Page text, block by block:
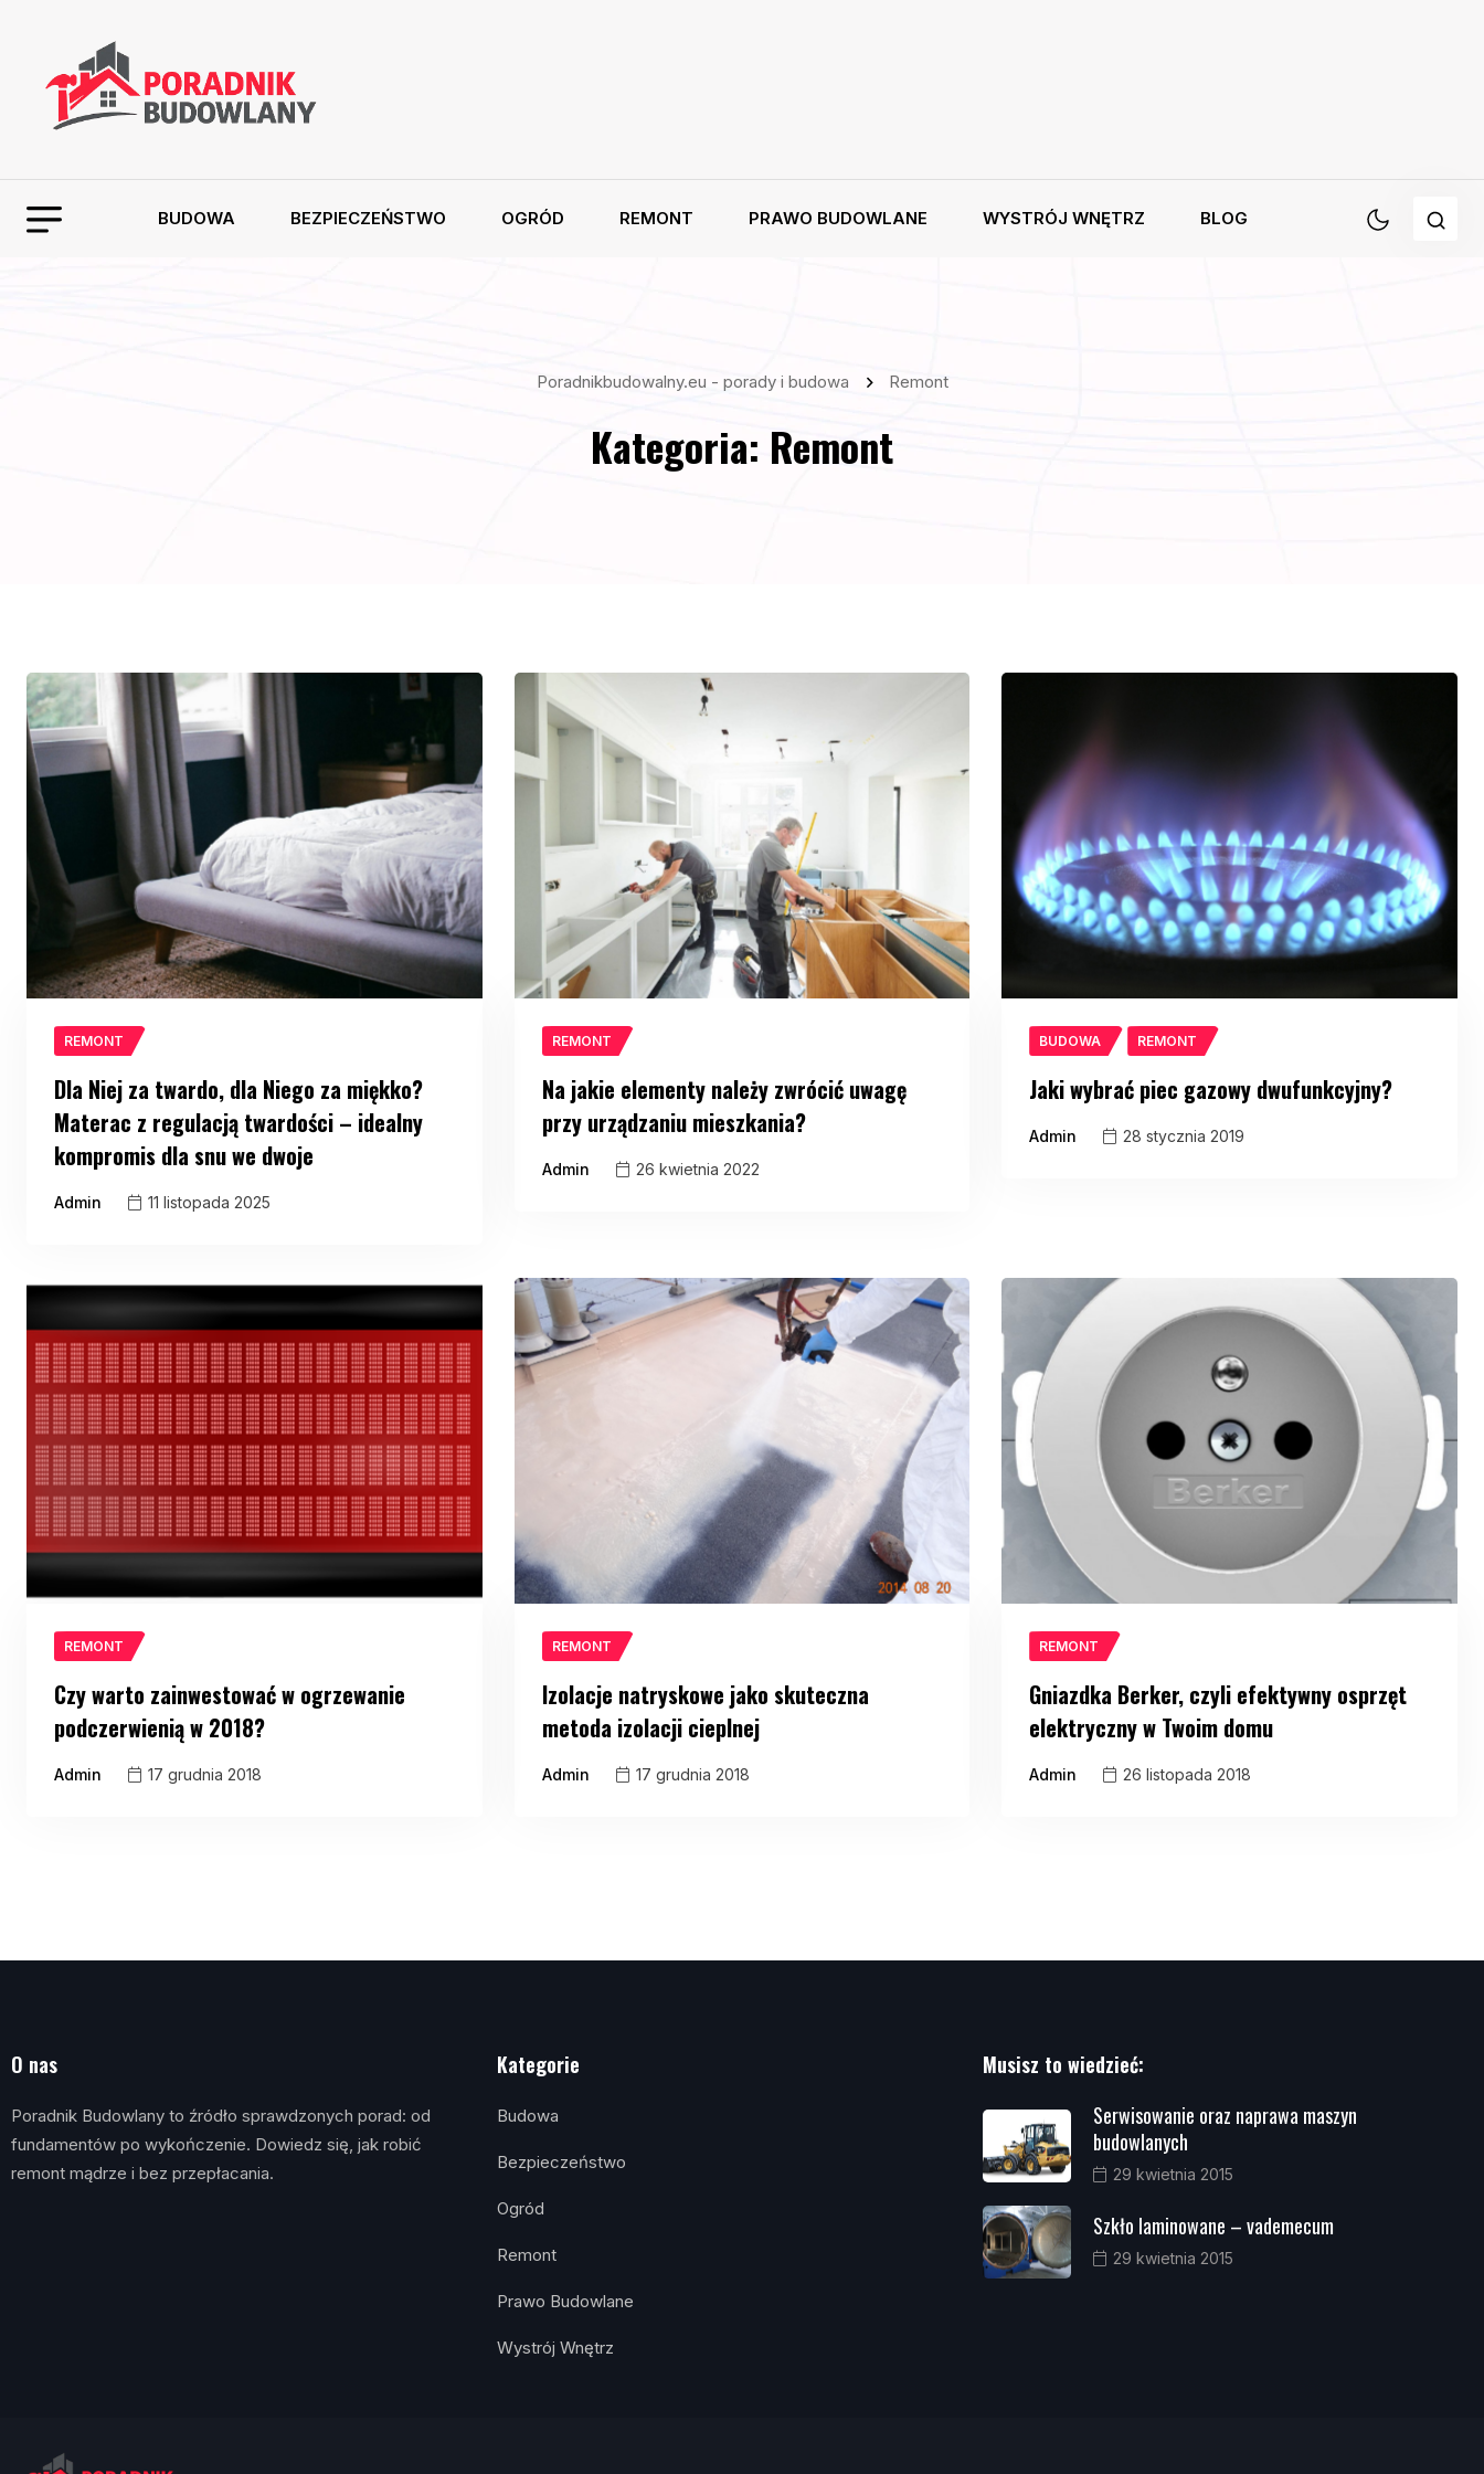
BUDOWA BEZPIECZEŃSTWO OGRÓD REMONT PRAWO BUDOWLANE WYSTRÓJ WNĘTRZ BLOG
Poradnikbudowalny.eu - porady i budowa Remont
Kategoria: Remont
REMONT
Dla Niej za twardo, dla Niego za miękko?
Materac z regulacją twardości – idealny
kompromis dla snu we dwoje
Admin 11 listopada 2025
REMONT
Na jakie elementy należy zwrócić uwagę
przy urządzaniu mieszkania?
Admin 26 kwietnia 2022
BUDOWA REMONT
Jaki wybrać piec gazowy dwufunkcyjny?
Admin 28 stycznia 2019
REMONT
Czy warto zainwestować w ogrzewanie
podczerwienią w 2018?
Admin 17 grudnia 2018
REMONT
Izolacje natryskowe jako skuteczna
metoda izolacji cieplnej
Admin 17 grudnia 2018
REMONT
Gniazdka Berker, czyli efektywny osprzęt
elektryczny w Twoim domu
Admin 26 listopada 2018
O nas
Poradnik Budowlany to źródło sprawdzonych porad: od
fundamentów po wykończenie. Dowiedz się, jak robić
remont mądrze i bez przepłacania.
Kategorie
Budowa
Bezpieczeństwo
Ogród
Remont
Prawo Budowlane
Wystrój Wnętrz
Musisz to wiedzieć:
Serwisowanie oraz naprawa maszyn
budowlanych
29 kwietnia 2015
Szkło laminowane – vademecum
29 kwietnia 2015